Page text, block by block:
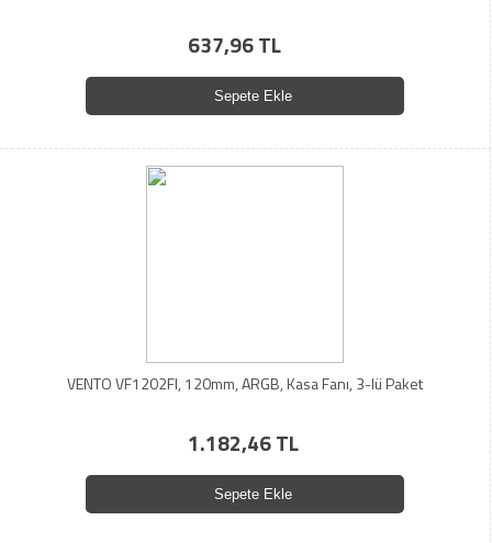
637,96 TL
Sepete Ekle
VENTO VF1202FI, 120mm, ARGB, Kasa Fanı, 3-lü Paket
1.182,46 TL
Sepete Ekle